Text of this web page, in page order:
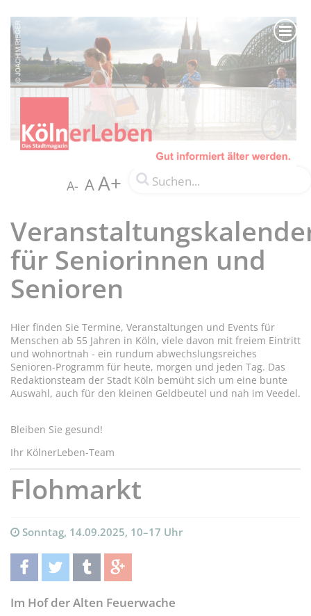
A- AA+
für Seniorinnen und
Senioren
Hier finden Sie Termine, Veranstaltungen und Events für
Menschen ab 55 Jahren in Köln, viele davon mit freiem Eintritt
und wohnortnah - ein rundum abwechslungsreiches
Senioren-Programm für heute, morgen und jeden Tag. Das
Redaktionsteam der Stadt Köln bemüht sich um eine bunte
Auswahl, auch für den kleinen Geldbeutel und nah im Veedel.
Bleiben Sie gesund!
Ihr KölnerLeben-Team
Flohmarkt
Sonntag, 14.09.2025, 10–17 Uhr
teilentwittern teilen teilen
Im Hof der Alten Feuerwache